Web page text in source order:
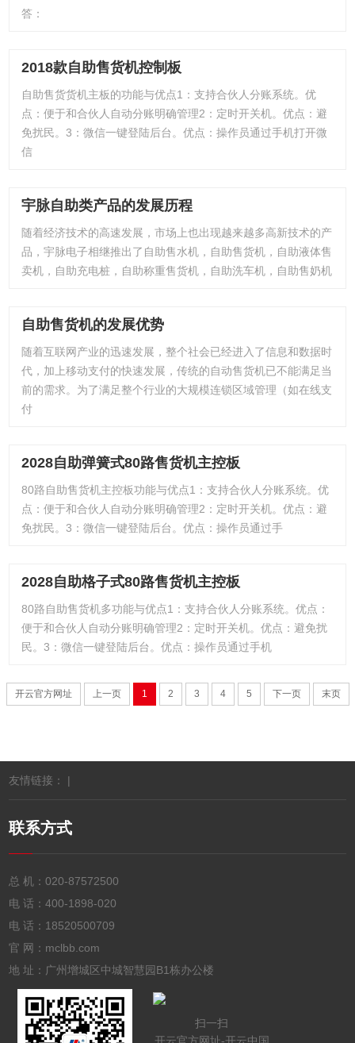
答：
2018款自助售货机控制板
自助售货货机主板的功能与优点1：支持合伙人分账系统。优
点：便于和合伙人自动分账明确管理2：定时开关机。优点：避
免扰民。3：微信一键登陆后台。优点：操作员通过手机打开微
信
宇脉自助类产品的发展历程
随着经济技术的高速发展，市场上也出现越来越多高新技术的产
品，宇脉电子相继推出了自助售水机，自助售货机，自助液体售
卖机，自助充电桩，自助称重售货机，自助洗车机，自助售奶机
自助售货机的发展优势
随着互联网产业的迅速发展，整个社会已经进入了信息和数据时
代，加上移动支付的快速发展，传统的自动售货机已不能满足当
前的需求。为了满足整个行业的大规模连锁区域管理（如在线支
付
2028自助弹簧式80路售货机主控板
80路自助售货机主控板功能与优点1：支持合伙人分账系统。优
点：便于和合伙人自动分账明确管理2：定时开关机。优点：避
免扰民。3：微信一键登陆后台。优点：操作员通过手
2028自助格子式80路售货机主控板
80路自助售货机多功能与优点1：支持合伙人分账系统。优点：
便于和合伙人自动分账明确管理2：定时开关机。优点：避免扰
民。3：微信一键登陆后台。优点：操作员通过手机
开云官方网址 上一页 1 2 3 4 5 下一页 末页
友情链接： |
联系方式
总 机：020-87572500
电 话：400-1898-020
电 话： 18520500709
官 网：mclbb.com
地 址：广州增城区中城智慧园B1栋办公楼
扫一扫